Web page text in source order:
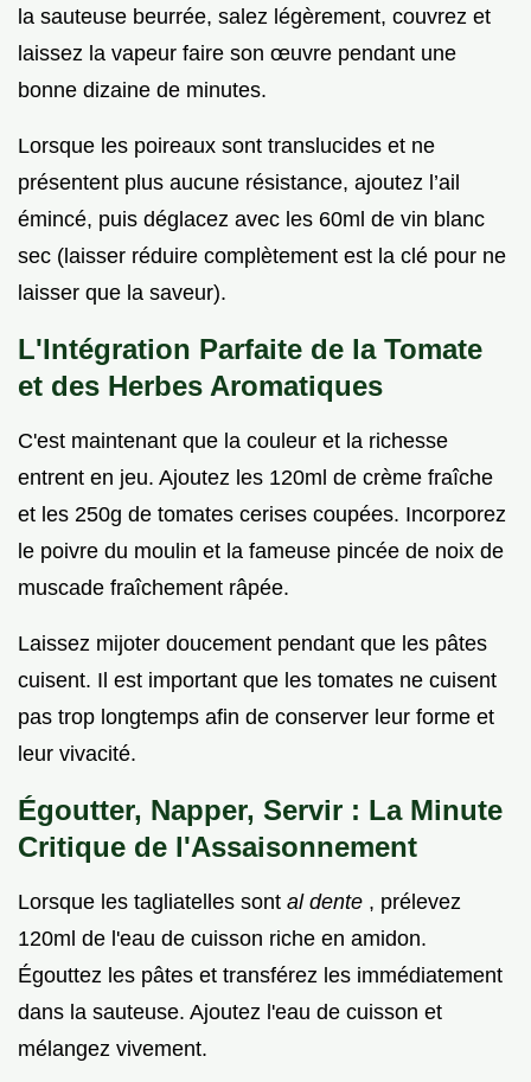
la sauteuse beurrée, salez légèrement, couvrez et
laissez la vapeur faire son œuvre pendant une
bonne dizaine de minutes.
Lorsque les poireaux sont translucides et ne
présentent plus aucune résistance, ajoutez l’ail
émincé, puis déglacez avec les 60ml de vin blanc
sec (laisser réduire complètement est la clé pour ne
laisser que la saveur).
L'Intégration Parfaite de la Tomate
et des Herbes Aromatiques
C'est maintenant que la couleur et la richesse
entrent en jeu. Ajoutez les 120ml de crème fraîche
et les 250g de tomates cerises coupées. Incorporez
le poivre du moulin et la fameuse pincée de noix de
muscade fraîchement râpée.
Laissez mijoter doucement pendant que les pâtes
cuisent. Il est important que les tomates ne cuisent
pas trop longtemps afin de conserver leur forme et
leur vivacité.
Égoutter, Napper, Servir : La Minute
Critique de l'Assaisonnement
Lorsque les tagliatelles sont al dente , prélevez
120ml de l'eau de cuisson riche en amidon.
Égouttez les pâtes et transférez les immédiatement
dans la sauteuse. Ajoutez l'eau de cuisson et
mélangez vivement.